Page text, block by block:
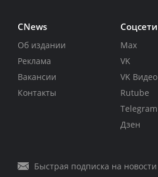
CNews
Об издании
Реклама
Вакансии
Контакты
Соцсети
Max
VK
VK Видео
Rutube
Telegram
Дзен
Быстрая подписка на новости